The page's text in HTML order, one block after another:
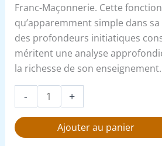
Franc-Maçonnerie. Cette
qu’apparemment simple dans
des profondeurs initiatiques
méritent une analyse
la richesse de son enseignement.
- +
Ajouter au panier